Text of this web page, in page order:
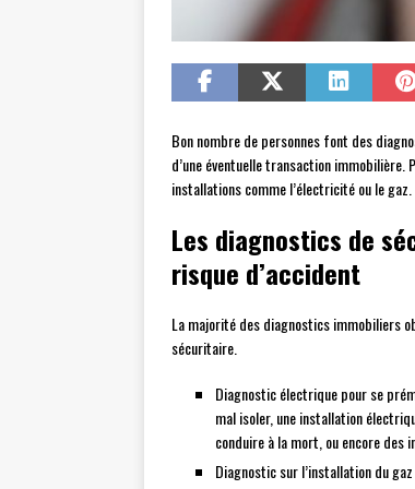
Bon nombre de personnes font des
d’une éventuelle transaction
installations comme l’électricité ou le
Les diagnostics de
risque d’accident
La majorité des diagnostics immobiliers
sécuritaire.
Diagnostic électrique pour se
mal isoler, une installation
conduire à la mort, ou encore des
Diagnostic sur l’installation du